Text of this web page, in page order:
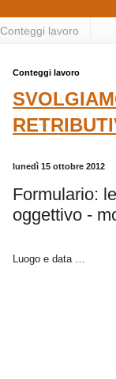
Conteggi lavoro
Conteggi lavoro
lunedì 15 ottobre 2012
Formulario:
oggettivo -
Luogo e data …